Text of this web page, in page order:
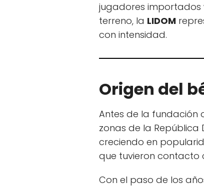
jugadores importados
terreno, la LIDOM
con intensidad.
Origen del
Antes de la fundación
zonas de la República
creciendo en
que tuvieron contacto
Con el paso de los